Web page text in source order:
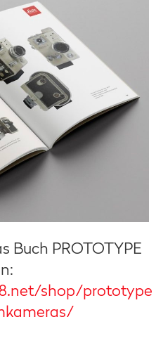
Buch PROTOTYPE
shop/prototype